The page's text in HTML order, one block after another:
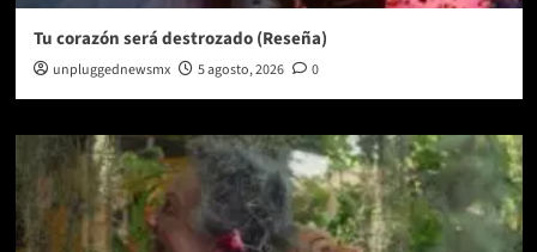
Tu corazón será destrozado (Reseña)
unpluggednewsmx 5 agosto, 2026 0